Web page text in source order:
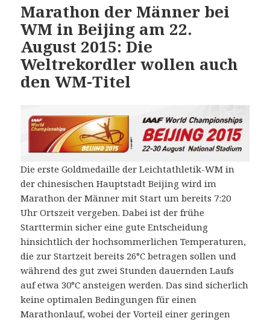
Marathon der Männer bei
WM in Beijing am 22.
August 2015: Die
Weltrekordler wollen auch
den WM-Titel
Die erste Goldmedaille der Leichtathletik-WM in
der chinesischen Hauptstadt Beijing wird im
Marathon der Männer mit Start um bereits 7:20
Uhr Ortszeit vergeben. Dabei ist der frühe
Starttermin sicher eine gute Entscheidung
hinsichtlich der hochsommerlichen Temperaturen,
die zur Startzeit bereits 26°C betragen sollen und
während des gut zwei Stunden dauernden Laufs
auf etwa 30°C ansteigen werden. Das sind sicherlich
keine optimalen Bedingungen für einen
Marathonlauf, wobei der Vorteil einer geringen